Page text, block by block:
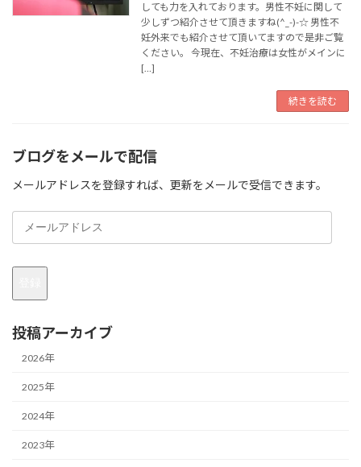
しても力を入れております。男性不妊に関して
少しずつ紹介させて頂きますね(^_-)-☆ 男性不
妊外来でも紹介させて頂いてますので是非ご覧
ください。 今現在、不妊治療は女性がメインに
[…]
続きを読む
ブログをメールで配信
メールアドレスを登録すれば、更新をメールで受信できます。
ス
投稿アーカイブ
2026年
2025年
2024年
2023年